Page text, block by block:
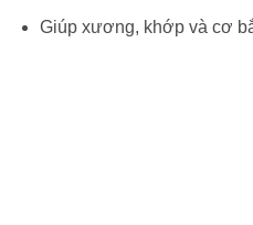
Giúp xương, khớp và cơ